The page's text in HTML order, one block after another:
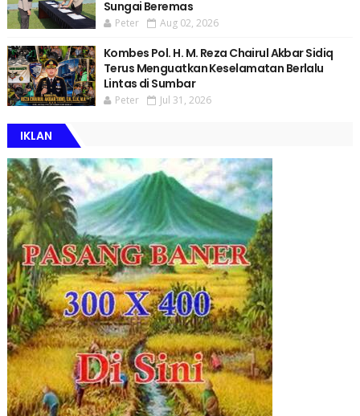
Sungai Beremas
Peter Aug 02, 2026
Kombes Pol. H. M. Reza Chairul Akbar Sidiq
Terus Menguatkan Keselamatan Berlalu
Lintas di Sumbar
Peter Jul 31, 2026
IKLAN